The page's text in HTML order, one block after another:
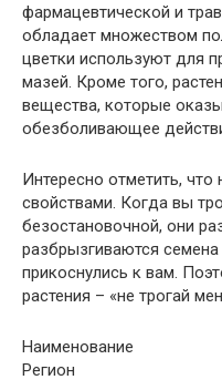
фармацевтической и
обладает множеством
цветки используют для
мазей. Кроме того,
вещества, которые
обезболивающее
Интересно отметить, что
свойствами. Когда вы
безостановочной, они
разбрызгиваются
прикоснулись к вам.
растения – «не трогай
Наименование
Регион